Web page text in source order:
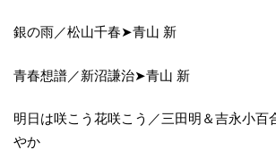
銀の雨／松山千春➤青山 新
青春想譜／新沼謙治➤青山 新
明日は咲こう花咲こう／三田明＆吉永小百
やか